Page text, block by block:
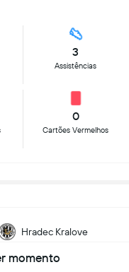
3
Assistências
0
Cartões Vermelhos
Hradec Kralove
momento